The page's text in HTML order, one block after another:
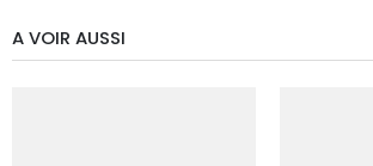
A VOIR AUSSI